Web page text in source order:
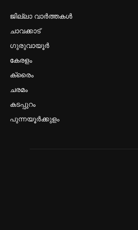
ജില്ലാ വാർത്തകൾ
ചാവക്കാട്
ഗുരുവായൂർ
കേരളം
ക്രൈം
ചരമം
കടപ്പുറം
പുന്നയൂർക്കുളം